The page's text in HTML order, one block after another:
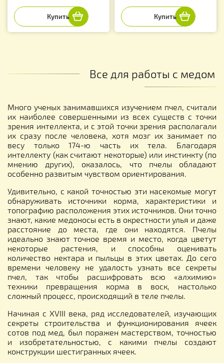
Все для работы с медом
Много ученых занимавшихся изучением пчел, считали
их наиболее совершенными из всех существ с точки
зрения интеллекта, и с этой точки зрения располагали
их сразу после человека, хотя мозг их занимает по
весу только 174-ю часть их тела. Благодаря
интеллекту (как считают некоторые) или инстинкту (по
мнению других), оказалось, что пчелы обладают
особенно развитым чувством ориентирования.
Удивительно, с какой точностью эти насекомые могут
обнаруживать источники корма, характеристики и
топографию расположения этих источников. Они точно
знают, какие медоносы есть в окрестности улья и даже
расстояние до места, где они находятся. Пчелы
идеально знают точное время и место, когда цветут
некоторые растения, и способны оценивать
количество нектара и пыльцы в этих цветах. До сего
времени человеку не удалость узнать все секреты
пчел, так чтобы расшифровать всю «алхимию»
техники превращения корма в воск, настолько
сложный процесс, происходящий в теле пчелы.
Начиная с XVIII века, ряд исследователей, изучающих
секреты строительства и функционирования ячеек
сотов под мед, был поражен мастерством, точностью
и изобретательностью, с какими пчелы создают
конструкции шестигранных ячеек.